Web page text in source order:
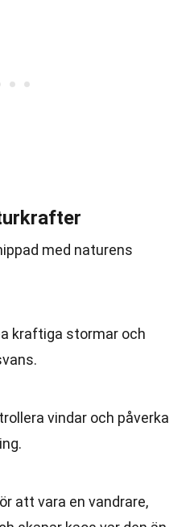
med naturens
kraftiga stormar och
vindar och påverka
att vara en vandrare,